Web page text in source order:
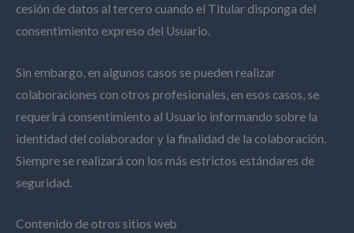
cesión de datos al tercero cuando el Titular disponga del
consentimiento expreso del Usuario.
Sin embargo, en algunos casos se pueden realizar
colaboraciones con otros profesionales, en esos casos, se
requerirá consentimiento al Usuario informando sobre la
identidad del colaborador y la finalidad de la colaboración.
Siempre se realizará con los más estrictos estándares de
seguridad.
Contenido de otros sitios web